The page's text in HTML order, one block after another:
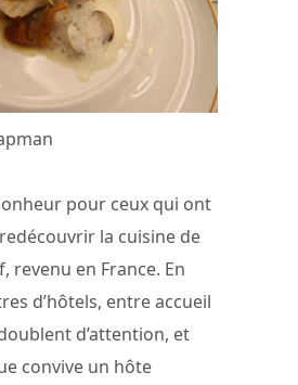
pour ceux qui ont
la cuisine de
revenu en France. En
d’hôtels, entre accueil
d’attention, et
convive un hôte